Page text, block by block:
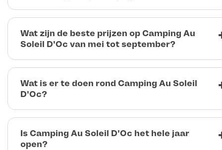
Wat zijn de beste prijzen op Camping Au
Soleil D'Oc van mei tot september?
Wat is er te doen rond Camping Au Soleil
D'Oc?
Is Camping Au Soleil D'Oc het hele jaar
open?